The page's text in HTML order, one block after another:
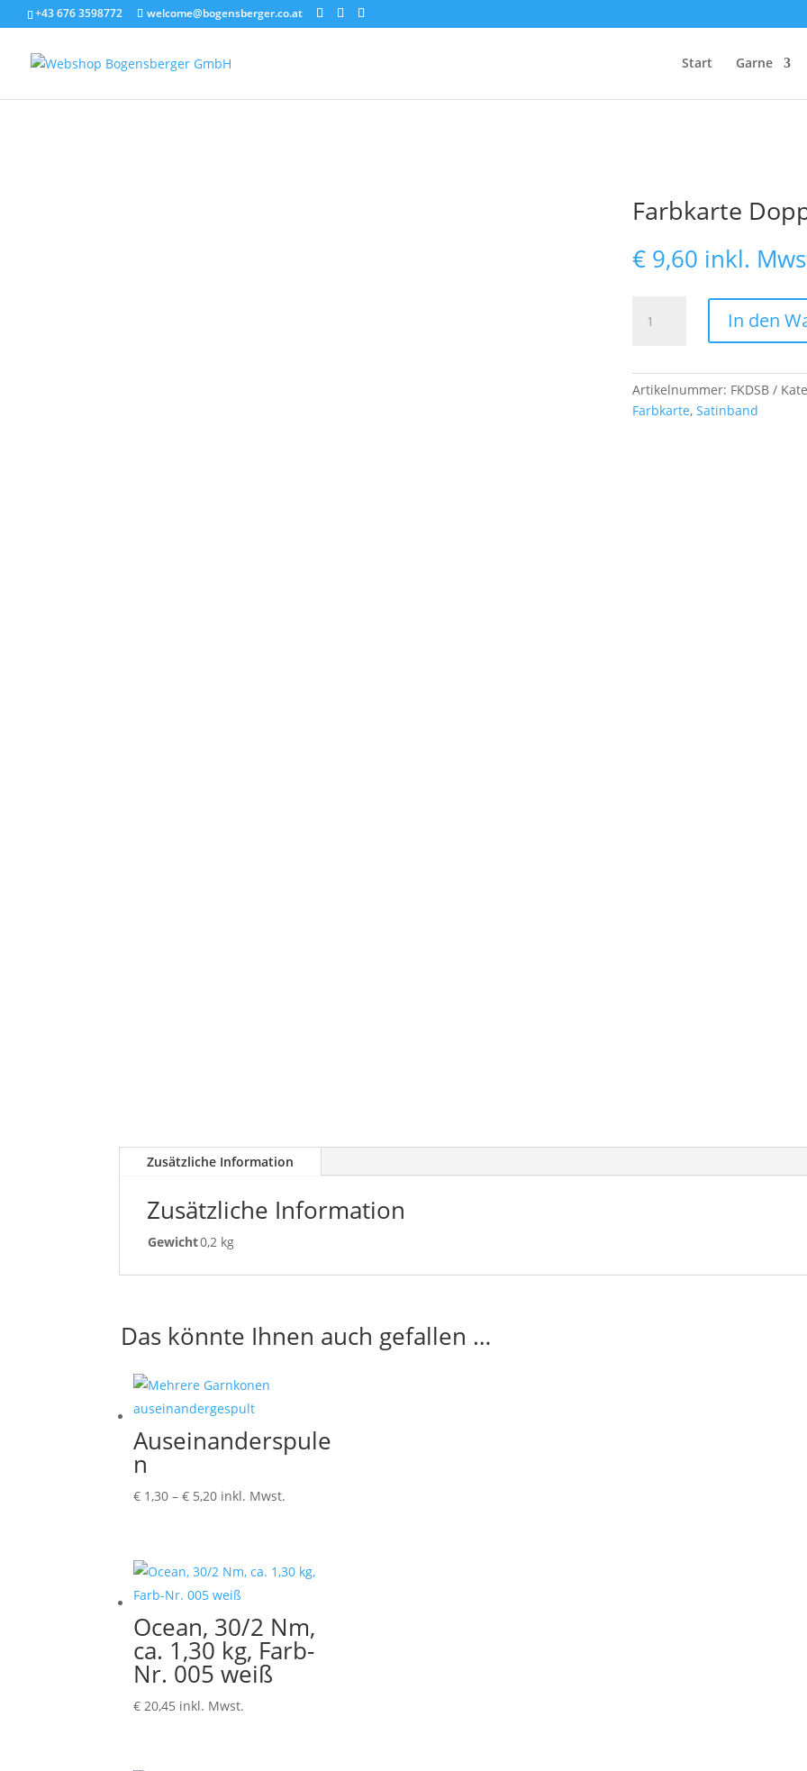
+43 676 3598772 welcome@bogensberger.co.at
Start Garne
Farbkarte
€9,60 inkl.
DoppelsatinbandIn den
Artikelnummer: FKDSB
Farbkarte, Satinband
Zusätzliche Information
Zusätzliche Information
Gewicht0,2 kg
Das könnte Ihnen auch gefallen …
Auseinanderspule
n
€ 1,30 –€ 5,20Preisspanne:
€ 5,20
inkl. Mwst.
Ocean, 30/2 Nm,
ca. 1,30 kg, Farb-
Nr. 005 weiß
€ 20,45 inkl. Mwst.